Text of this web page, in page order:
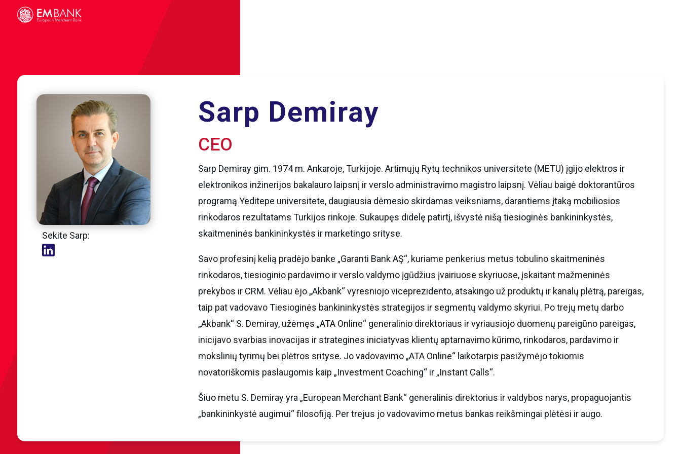
Sekite Sarp:
Sarp Demiray
CEO
Sarp Demiray gim. 1974 m. Ankaroje, Turkijoje. Artimųjų Rytų technikos universitete (METU) įgijo elektros ir
elektronikos inžinerijos bakalauro laipsnį ir verslo administravimo magistro laipsnį. Vėliau baigė doktorantūros
programą Yeditepe universitete, daugiausia dėmesio skirdamas veiksniams, darantiems įtaką mobiliosios
rinkodaros rezultatams Turkijos rinkoje. Sukaupęs didelę patirtį, išvystė nišą tiesioginės bankininkystės,
skaitmeninės bankininkystės ir marketingo srityse.
Savo profesinį kelią pradėjo banke „Garanti Bank AŞ“, kuriame penkerius metus tobulino skaitmeninės
rinkodaros, tiesioginio pardavimo ir verslo valdymo įgūdžius įvairiuose skyriuose, įskaitant mažmeninės
prekybos ir CRM. Vėliau ėjo „Akbank“ vyresniojo viceprezidento, atsakingo už produktų ir kanalų plėtrą, pareigas,
taip pat vadovavo Tiesioginės bankininkystės strategijos ir segmentų valdymo skyriui. Po trejų metų darbo
„Akbank“ S. Demiray, užėmęs „ATA Online“ generalinio direktoriaus ir vyriausiojo duomenų pareigūno pareigas,
inicijavo svarbias inovacijas ir strategines iniciatyvas klientų aptarnavimo kūrimo, rinkodaros, pardavimo ir
mokslinių tyrimų bei plėtros srityse. Jo vadovavimo „ATA Online“ laikotarpis pasižymėjo tokiomis
novatoriškomis paslaugomis kaip „Investment Coaching“ ir „Instant Calls“.
Šiuo metu S. Demiray yra „European Merchant Bank“ generalinis direktorius ir valdybos narys, propaguojantis
„bankininkystė augimui“ filosofiją. Per trejus jo vadovavimo metus bankas reikšmingai plėtėsi ir augo.